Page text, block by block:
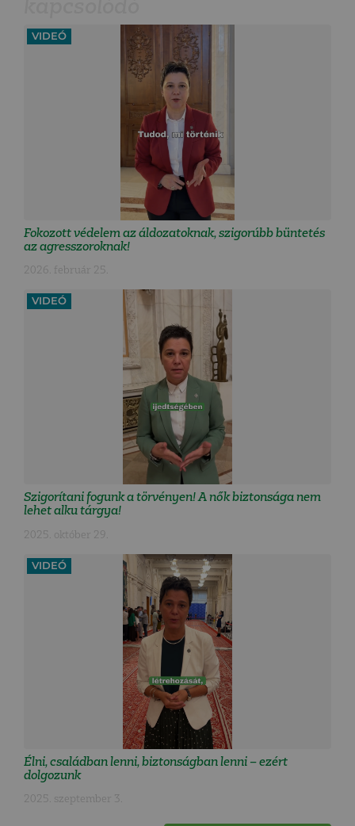
VIDEÓ
Fokozott védelem az áldozatoknak, szigorúbb büntetés
az agresszoroknak!
2026. február 25.
VIDEÓ
Szigorítani fogunk a törvényen! A nők biztonsága nem
lehet alku tárgya!
2025. október 29.
VIDEÓ
Élni, családban lenni, biztonságban lenni – ezért
dolgozunk
2025. szeptember 3.